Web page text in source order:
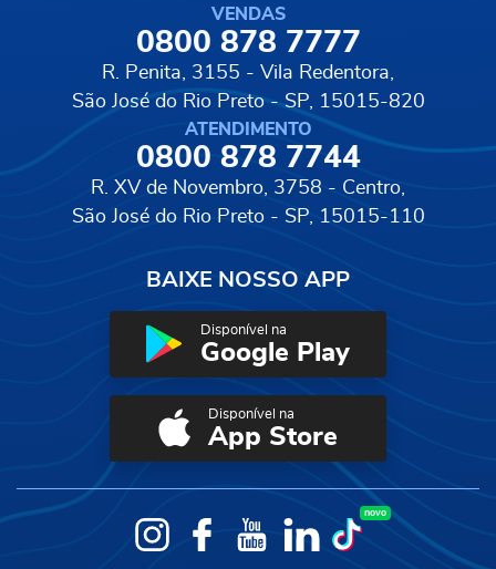
VENDAS
0800 878 7777
R. Penita, 3155 - Vila Redentora,
São José do Rio Preto - SP, 15015-820
ATENDIMENTO
0800 878 7744
R. XV de Novembro, 3758 - Centro,
São José do Rio Preto - SP, 15015-110
BAIXE NOSSO APP
Disponível na
Google Play
Disponível na
App Store
InstagramFacebookYouTubeLinkedIn
novo
TikTok